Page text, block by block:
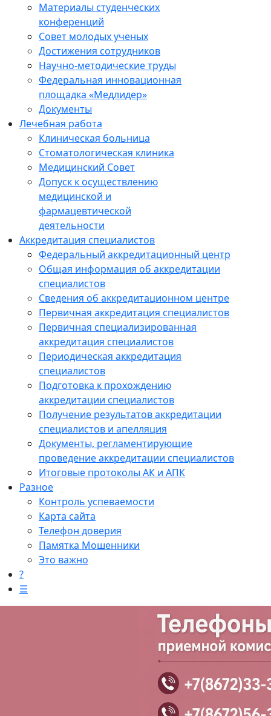
Материалы студенческих
конференций
Совет молодых ученых
Достижения сотрудников
Научно-методические труды
Федеральная инновационная
площадка «Медлидер»
Документы
Лечебная работа
Клиническая больница
Стоматологическая клиника
Медицинский Совет
Допуск к осуществлению
медицинской и
фармацевтической
деятельности
Аккредитация специалистов
Федеральный аккредитационный центр
Общая информация об аккредитации
специалистов
Сведения об аккредитационном центре
Первичная аккредитация специалистов
Первичная специализированная
аккредитация специалистов
Периодическая аккредитация
специалистов
Подготовка к прохождению
аккредитации специалистов
Получение результатов аккредитации
специалистов и апелляция
Документы, регламентирующие
проведение аккредитации специалистов
Итоговые протоколы АК и АПК
Разное
Контроль успеваемости
Карта сайта
Телефон доверия
Памятка Мошенники
Это важно
?
☰